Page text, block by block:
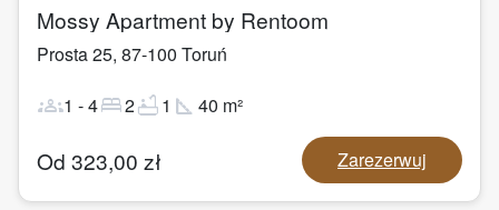
Mossy Apartment by Rentoom
Prosta 25, 87-100 Toruń
groups1 -4bed2bathtub1 square_foot 40 m²
Od 323,00 zł Zarezerwuj